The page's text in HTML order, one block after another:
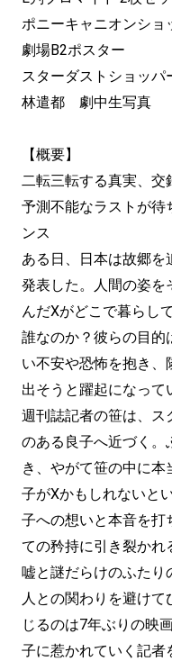
ポニーキャニオンショ
劇場B2ポスター
スターダストショッパ
林遣都 劇中生写真
【概要】
二転三転する真実、
予測不能なラストが待
ンス
ある日、日本は故郷を
発表した。人間の姿を
んだXがどこで暮らし
誰なのか？彼らの目的
い不安や恐怖を抱き、
出そうと躍起になって
週刊誌記者の笹は、ス
のある良子へ近づく。
き、やがて笹の中に本
子がXかもしれないと
子への想いと本音を打
ての矜持に引き裂かれ
嘘と謎だらけのふたり
人との関わりを避け
じるのは7年ぶりの映
子に惹かれていく記者